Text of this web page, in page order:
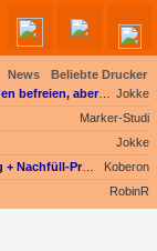
News
Beliebte Drucker
AW #9: Papiertransportrollen von Tintenrückständen befreien, aber womit?
Jokke
Marker-Studi
Jokke
AW #22: Maxify GX4050 Tintenstand unzuverlässig + Nachfüll-Problem - Druckkopf in Gefahr
Koberon
RobinR